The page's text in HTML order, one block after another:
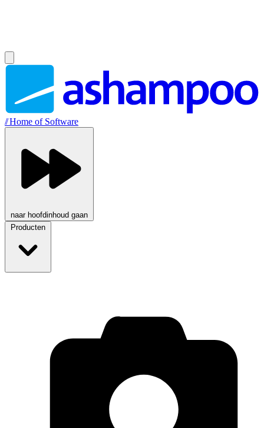
//Home of Software
naar hoofdinhoud gaan
Producten